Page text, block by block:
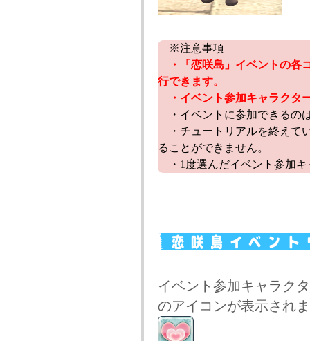
※注意事項
・「恋咲島」イベントの各
行できます。
・イベント参加キャラクタ
・イベントに参加できるの
・チュートリアルを終えて
ることができません。
・1度選んだイベント参加
イベント参加キャラク
のアイコンが表示され